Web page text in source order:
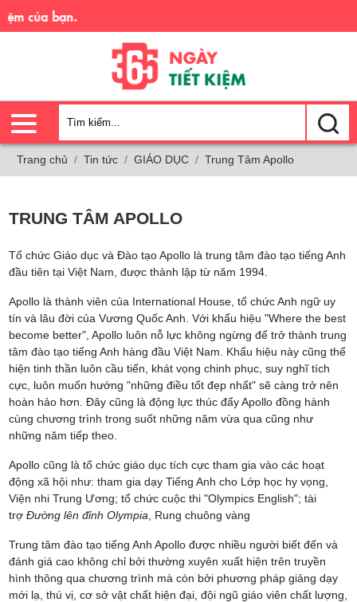
của bạn.
Trang chủ Tin tức GIÁO DỤC Trung Tâm Apollo
TRUNG TÂM APOLLO
Tổ chức Giáo dục và Đào tạo Apollo là trung tâm đào tạo tiếng Anh
đầu tiên tại Việt Nam, được thành lập từ năm 1994.
Apollo là thành viên của International House, tổ chức Anh ngữ uy
tín và lâu đời của Vương Quốc Anh. Với khẩu hiệu "Where the best
become better", Apollo luôn nỗ lực không ngừng để trở thành trung
tâm đào tạo tiếng Anh hàng đầu Việt Nam. Khẩu hiệu này cũng thể
hiện tinh thần luôn cầu tiến, khát vọng chinh phục, suy nghĩ tích
cực, luôn muốn hướng "những điều tốt đẹp nhất" sẽ càng trở nên
hoàn hảo hơn. Đây cũng là động lực thúc đẩy Apollo đồng hành
cùng chương trình trong suốt những năm vừa qua cũng như
những năm tiếp theo.
Apollo cũng là tổ chức giáo dục tích cực tham gia vào các hoạt
động xã hội như: tham gia dạy Tiếng Anh cho Lớp học hy vọng,
Viện nhi Trung Ương; tổ chức cuộc thi "Olympics English"; tài
trợĐường lên đỉnh Olympia , Rung chuông vàng
Trung tâm đào tạo tiếng Anh Apollo được nhiều người biết đến và
đánh giá cao không chỉ bởi thường xuyên xuất hiện trên truyền
hình thông qua chương trình mà còn bởi phương pháp giảng dạy
mới lạ, thú vị, cơ sở vật chất hiện đại, đội ngũ giáo viên chất lượng,